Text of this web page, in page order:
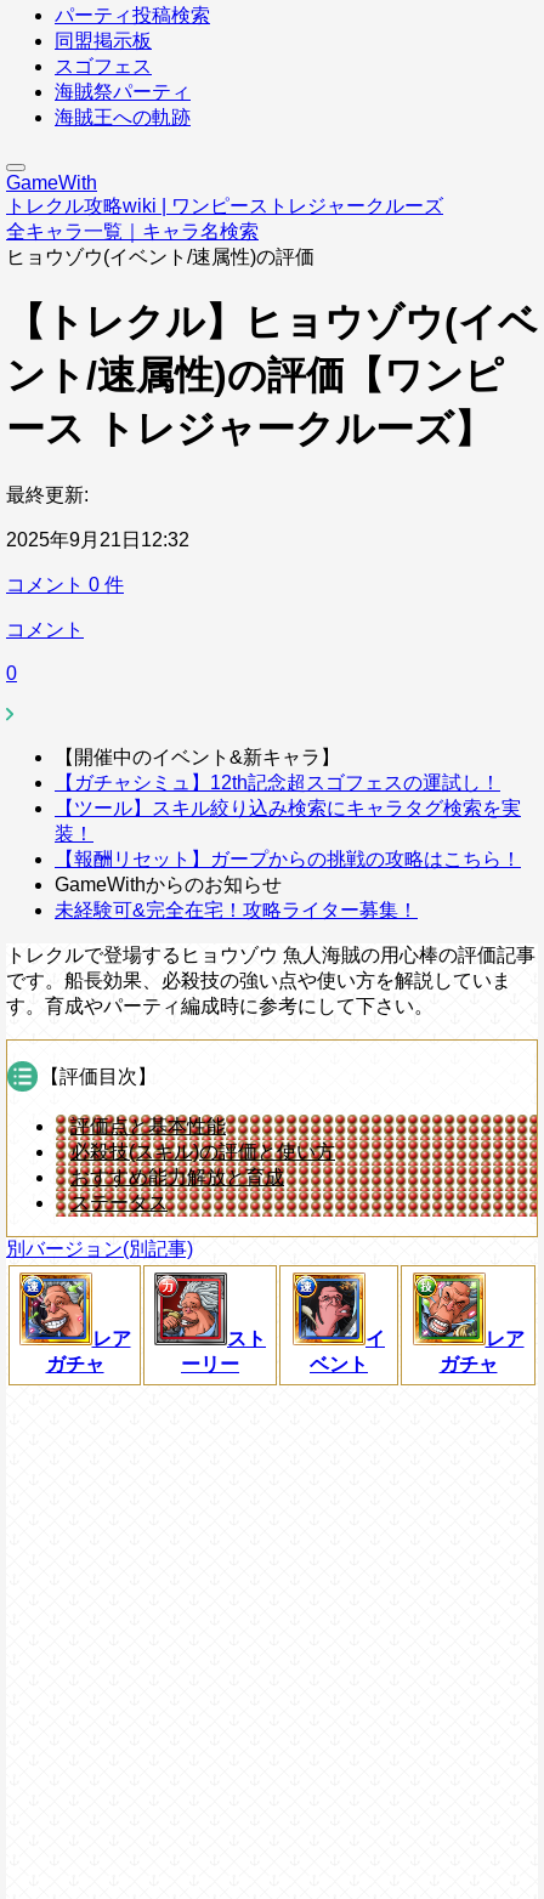
パーティ投稿検索
同盟掲示板
スゴフェス
海賊祭パーティ
海賊王への軌跡
GameWith
トレクル攻略wiki | ワンピーストレジャークルーズ
全キャラ一覧｜キャラ名検索
ヒョウゾウ(イベント/速属性)の評価
【トレクル】ヒョウゾウ(イベ
ント/速属性)の評価【ワンピ
ース トレジャークルーズ】
最終更新:
2025年9月21日12:32
コメント 0 件
コメント
0
【開催中のイベント&新キャラ】
【ガチャシミュ】12th記念超スゴフェスの運試し！
【ツール】スキル絞り込み検索にキャラタグ検索を実
装！
【報酬リセット】ガープからの挑戦の攻略はこちら！
GameWithからのお知らせ
未経験可&完全在宅！攻略ライター募集！
トレクルで登場するヒョウゾウ 魚人海賊の用心棒の評価記事
です。船長効果、必殺技の強い点や使い方を解説していま
す。育成やパーティ編成時に参考にして下さい。
【評価目次】
評価点と基本性能
必殺技(スキル)の評価と使い方
おすすめ能力解放と育成
ステータス
別バージョン(別記事)
レア
ガチャ
スト
ーリー
イ
ベント
レア
ガチャ